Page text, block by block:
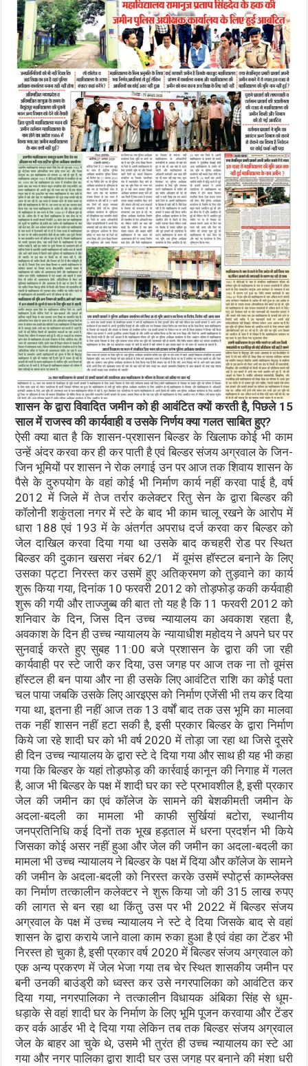
शासन के द्वारा विवादित जमीन को ही आवंटित क्यों करती है, पिछले 15
साल में राजस्व की कार्यवाही व उसके निर्णय क्या गलत साबित हुए?
ऐसी क्या बात है कि शासन-प्रशासन बिल्डर के खिलाफ कोई भी काम
उन्हें अंदर करवा कर ही कर पाती है एवं बिल्डर संजय अग्रवाल के जिन-
जिन भूमियों पर शासन ने रोक लगाई उन पर आज तक शिवाय शासन के
पैसे के दुरुपयोग के वहां कोई भी निर्माण कार्य नहीं करवा पाई है, वर्ष
2012 में जिले में तेज तर्रार कलेक्टर रितु सेन के द्वारा बिल्डर की
कॉलोनी शकुंतला नगर में स्टे के बाद भी काम चालू रखने के आरोप में
धारा 188 एवं 193 में के अंतर्गत अपराध दर्ज करवा कर बिल्डर को
जेल दाखिल करवा दिया गया था उसके बाद कचहरी रोड पर स्थित
बिल्डर की दुकान खसरा नंबर 62/1 में वूमंस हॉस्टल बनाने के लिए
उसका पट्टा निरस्त कर उसमें हुए अतिक्रमण को तुड़वाने का कार्य
शुरू किया गया, दिनांक 10 फरवरी 2012 को तोड़फोड़ ककी कर्यवाही
शुरू की गयी और ताज्जुब्ब की बात तो यह है कि 11 फरवरी 2012 को
शनिवार के दिन, जिस दिन उच्च न्यायालय का अवकाश रहता है,
अवकाश के दिन ही उच्च न्यायालय के न्यायाधीश महोदय ने अपने घर पर
सुनवाई करते हुए सुबह 11:00 बजे प्रशासन के द्वारा की जा रही
कार्यवाही पर स्टे जारी कर दिया, उस जगह पर आज तक ना तो वूमंस
हॉस्टल ही बन पाया और ना ही उसके लिए आवंटित राशि का कोई पता
चल पाया जबकि उसके लिए आरइएस को निर्माण एजेंसी भी तय कर दिया
गया था, इतना ही नहीं आज तक 13 वर्षों बाद तक उस भूमि का मालवा
तक नहीं शासन नहीं हटा सकी है, इसी प्रकार बिल्डर के द्वारा निर्माण
किये जा रहे शादी घर को भी वर्ष 2020 में तोड़ा जा रहा था जिसे दूसरे
ही दिन उच्च न्यायालय के द्वारा स्टे दे दिया गया और साथ ही यह भी कहा
गया कि बिल्डर के यहां तोड़फोड़ की कार्रवाई कानून की निगाह में गलत
है, आज भी बिल्डर के पक्ष में शादी घर का स्टे प्रभावशील है, इसी प्रकार
जेल की जमीन का एवं कॉलेज के सामने की बेशकीमती जमीन के
अदला-बदली का मामला भी काफी सुर्खियां बटोरा, स्थानीय
जनप्रतिनिधि कई दिनों तक भूख हड़ताल में धरना प्रदर्शन भी किये
जिसका कोई असर नहीं हुआ और जेल की जमीन का अदला-बदली का
मामला भी उच्च न्यायालय ने बिल्डर के पक्ष में दिया और कॉलेज के सामने
की जमीन के अदला-बदली को निरस्त करके उसमें स्पोर्ट्स काम्प्लेक्स
का निर्माण तत्कालीन कलेक्टर ने शुरू किया जो की 315 लाख रुपए
की लागत से बन रहा था किंतु उस पर भी 2022 में बिल्डर संजय
अग्रवाल के पक्ष में उच्च न्यायालय ने स्टे दे दिया जिसके बाद से वहां
शासन के द्वारा कराये जाने वाला काम रुका हुआ है एवं वंहा का टेंडर भी
निरस्त हो चुका है, इसी प्रकार वर्ष 2020 में बिल्डर संजय अग्रवाल को
एक अन्य प्रकरण में जेल भेजा गया तब चेर स्थित शासकीय जमीन पर
बनी उनकी बाउंड्री को ध्वस्त कर उसे नगरपालिका को आवंटित कर
दिया गया, नगरपालिका ने तत्कालीन विधायक अंबिका सिंह से धूम-
धड़ाके से वहां शादी घर के निर्माण के लिए भूमि पूजन करवाया और टेंडर
कर वर्क आर्डर भी दे दिया गया लेकिन तब तक बिल्डर संजय अग्रवाल
जेल के बाहर आ चुके थे, उसमे भी तुरंत ही उच्च न्यायालय का स्टे आ
गया और नगर पालिका द्वारा शादी घर उस जगह पर बनाने की मंशा धरी